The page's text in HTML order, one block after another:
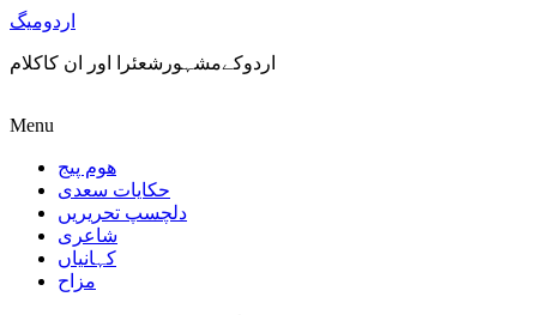
اردومیگ
اردوکےمشہورشعئرا اور ان کاکلام
Menu
ھوم پیج
حکایات سعدی
دلچسپ تحریریں
شاعری
کہانیاں
مزاح